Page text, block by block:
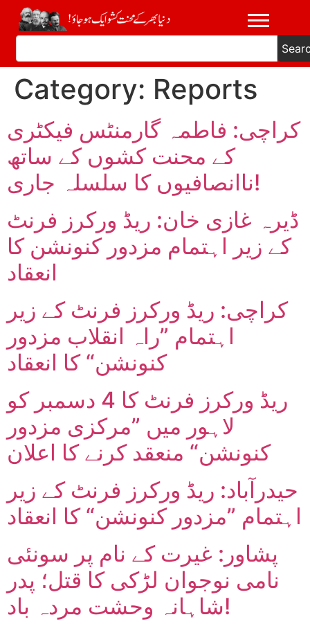
Category: Reports
کراچی: فاطمہ گارمنٹس فیکٹری
کے محنت کشوں کے ساتھ
ناانصافیوں کا سلسلہ جاری!
ڈیرہ غازی خان: ریڈ ورکرز فرنٹ
کے زیر اہتمام مزدور کنونشن کا
انعقاد
کراچی: ریڈ ورکرز فرنٹ کے زیر
اہتمام ”راہ انقلاب مزدور
کنونشن“ کا انعقاد
ریڈ ورکرز فرنٹ کا 4 دسمبر کو
لاہور میں ”مرکزی مزدور
کنونشن“ منعقد کرنے کا اعلان
حیدرآباد: ریڈ ورکرز فرنٹ کے زیر
اہتمام ”مزدور کنونشن“ کا انعقاد
پشاور: غیرت کے نام پر سونئی
نامی نوجوان لڑکی کا قتل؛ پدر
شاہانہ وحشت مردہ باد!